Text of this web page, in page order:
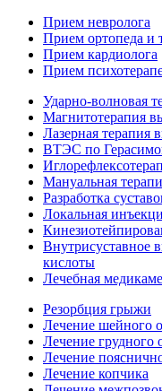
Прием невролога
Прием ортопеда и
Прием кардиолога
Прием
Ударно-волновая
Магнитотерапия
Лазерная терапия
ВТЭС по
Мануальная
Разработка
Локальная
Внутрисуставное
кислоты
Лечебная
Резорбция грыжи
Лечение шейного
Лечение грудного
Лечение
Лечение копчика